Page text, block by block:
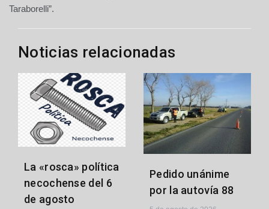
Taraborelli”.
Noticias relacionadas
La «rosca» política
necochense del 6
de agosto
Pedido unánime
por la autovía 88